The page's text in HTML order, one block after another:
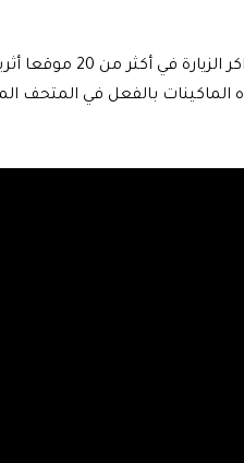
وتابع: «جرى تركيب أكثر من 100
بالفعل في المتحف